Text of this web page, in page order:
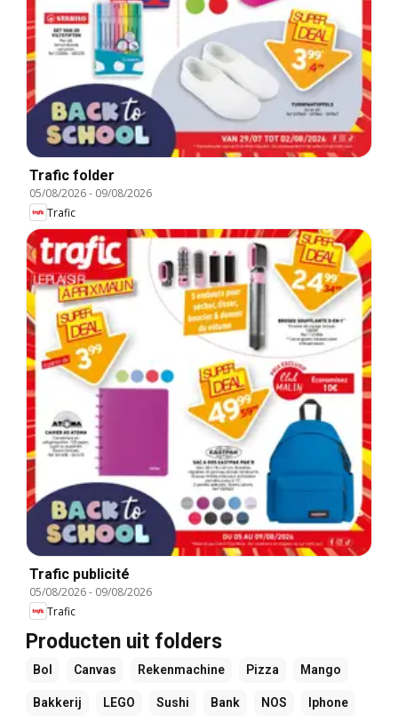
Trafic folder
05/08/2026- 09/08/2026
Trafic
Trafic publicité
05/08/2026- 09/08/2026
Trafic
Producten uit folders
Bol Canvas Rekenmachine Pizza Mango
Bakkerij LEGO Sushi Bank NOS Iphone